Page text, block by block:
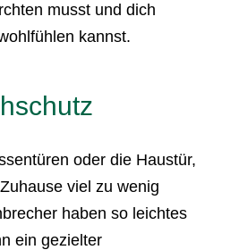
musst und dich
kannst.
oder die Haustür,
viel zu wenig
haben so leichtes
ein gezielter